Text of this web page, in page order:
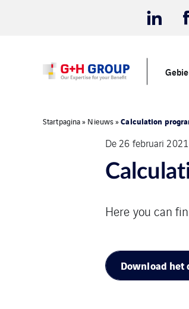
Startpagina» Nieuws»Calculation
De 26 februari 2021
Here you can
Download het